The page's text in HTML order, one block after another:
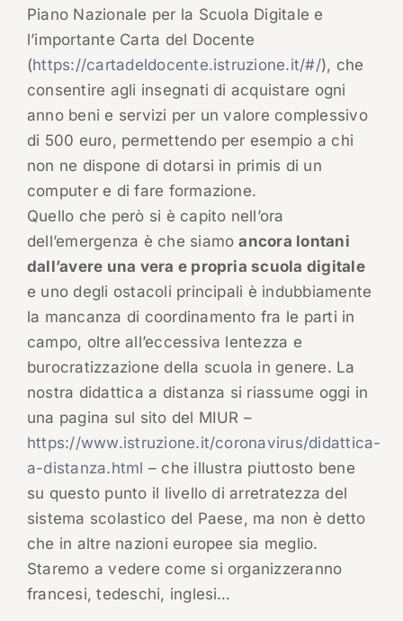
Piano Nazionale per la Scuola Digitale e
l’importante Carta del Docente
(https://cartadeldocente.istruzione.it/#/), che
consentire agli insegnati di acquistare ogni
anno beni e servizi per un valore complessivo
di 500 euro, permettendo per esempio a chi
non ne dispone di dotarsi in primis di un
computer e di fare formazione.
Quello che però si è capito nell’ora
dell’emergenza è che siamoancora lontani
dall’avere una vera e propria scuola digitale
e uno degli ostacoli principali è indubbiamente
la mancanza di coordinamento fra le parti in
campo, oltre all’eccessiva lentezza e
burocratizzazione della scuola in genere. La
nostra didattica a distanza si riassume oggi in
una pagina sul sito del MIUR –
https://www.istruzione.it/coronavirus/didattica-
a-distanza.html – che illustra piuttosto bene
su questo punto il livello di arretratezza del
sistema scolastico del Paese, ma non è detto
che in altre nazioni europee sia meglio.
Staremo a vedere come si organizzeranno
francesi, tedeschi, inglesi…